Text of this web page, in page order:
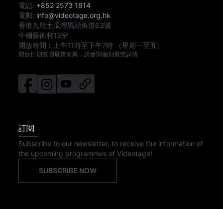
電話: +852 2573 1814
電郵: info@videotage.org.hk
香港九龍土瓜灣馬頭角道63號
牛棚藝術村13室
開放時間︰
上午11時至下午7時 （星期一至五）
開放日期或因展覽而異，請參閱個別展覽詳情
訂閱
Subscribe to our newsletter, to receive the information of
the upcoming programmes of Videotage!
SUBSCRIBE NOW